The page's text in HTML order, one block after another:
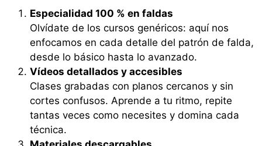
Especialidad 100 % en faldas
Olvídate de los cursos genéricos: aquí nos
enfocamos en cada detalle del patrón de falda,
desde lo básico hasta lo avanzado.
Vídeos detallados y accesibles
Clases grabadas con planos cercanos y sin
cortes confusos. Aprende a tu ritmo, repite
tantas veces como necesites y domina cada
técnica.